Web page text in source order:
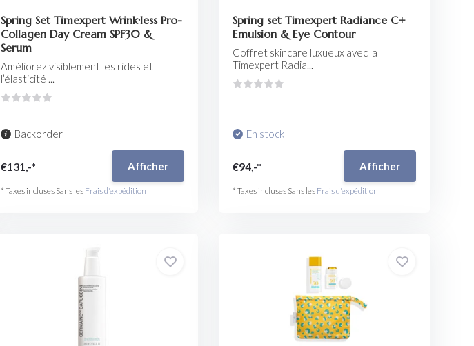
Spring Set Timexpert Wrink·less Pro-
Collagen Day Cream SPF30 &
Serum
Améliorez visiblement les rides et
l’élasticité ...
Backorder
€131,-* Afficher
* Taxes incluses Sans les Frais d'expédition
Spring set Timexpert Radiance C+
Emulsion & Eye Contour
Coffret skincare luxueux avec la
Timexpert Radia...
En stock
€94,-* Afficher
* Taxes incluses Sans les Frais d'expédition